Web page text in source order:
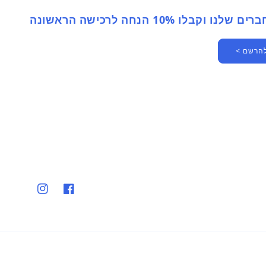
10% הנחה לרכישה הראשונה
>
פייסבוק אינסטגרם